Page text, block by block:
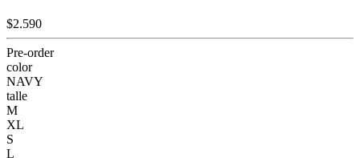
$2.590
Pre-order
color
NAVY
talle
M
XL
S
L